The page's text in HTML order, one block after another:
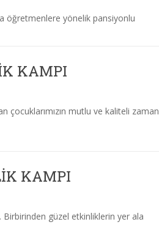
öğretmenlere yönelik pansiyonlu
KAMPI
çocuklarımızın mutlu ve kaliteli zaman
KAMPI
Birbirinden güzel etkinliklerin yer ala